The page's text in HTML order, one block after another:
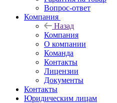
Вопрос-ответ
Компания
Назад
Компания
О компании
Команда
Контакты
Лицензии
Документы
Контакты
Юридическим лицам